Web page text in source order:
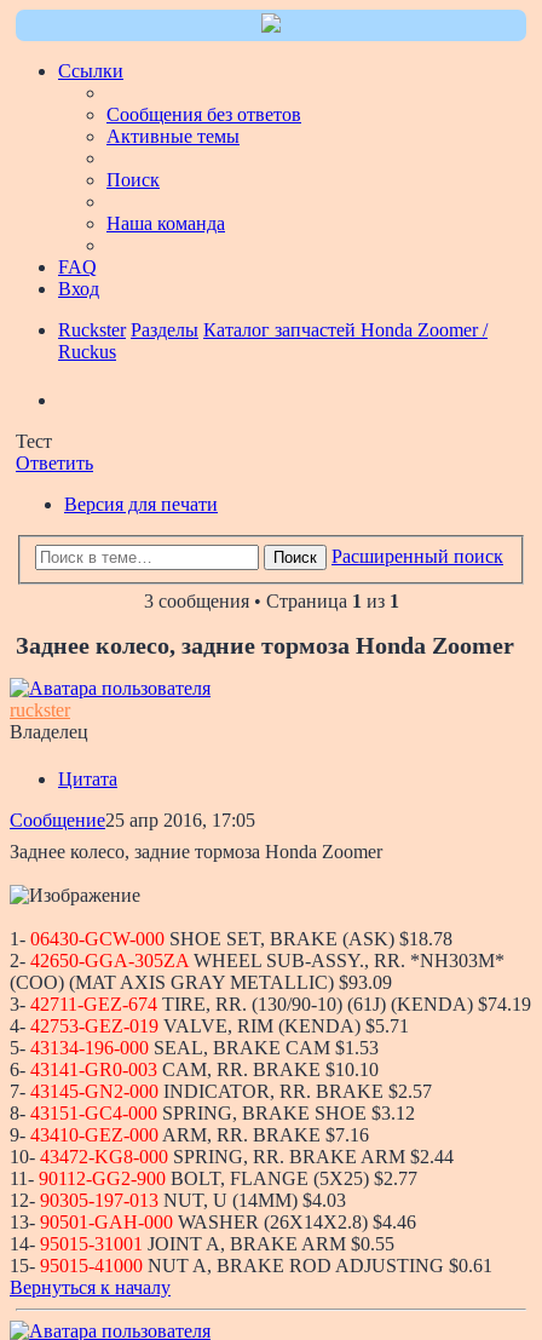
Ссылки
Сообщения без ответов
Активные темы
Поиск
Наша команда
FAQ
Вход
Ruckster Разделы Каталог запчастей Honda Zoomer /
Ruckus
Тест
Ответить
Версия для печати
Поиск Расширенный поиск
3 сообщения • Страница 1 из 1
Заднее колесо, задние тормоза Honda Zoomer
ruckster
Владелец
Цитата
Сообщение25 апр 2016, 17:05
Заднее колесо, задние тормоза Honda Zoomer
1- 06430-GCW-000 SHOE SET, BRAKE (ASK) $18.78
2- 42650-GGA-305ZA WHEEL SUB-ASSY., RR. *NH303M*
(COO) (MAT AXIS GRAY METALLIC) $93.09
3- 42711-GEZ-674 TIRE, RR. (130/90-10) (61J) (KENDA) $74.19
4- 42753-GEZ-019 VALVE, RIM (KENDA) $5.71
5- 43134-196-000 SEAL, BRAKE CAM $1.53
6- 43141-GR0-003 CAM, RR. BRAKE $10.10
7- 43145-GN2-000 INDICATOR, RR. BRAKE $2.57
8- 43151-GC4-000 SPRING, BRAKE SHOE $3.12
9- 43410-GEZ-000 ARM, RR. BRAKE $7.16
10- 43472-KG8-000 SPRING, RR. BRAKE ARM $2.44
11- 90112-GG2-900 BOLT, FLANGE (5X25) $2.77
12- 90305-197-013 NUT, U (14MM) $4.03
13- 90501-GAH-000 WASHER (26X14X2.8) $4.46
14- 95015-31001 JOINT A, BRAKE ARM $0.55
15- 95015-41000 NUT A, BRAKE ROD ADJUSTING $0.61
Вернуться к началу